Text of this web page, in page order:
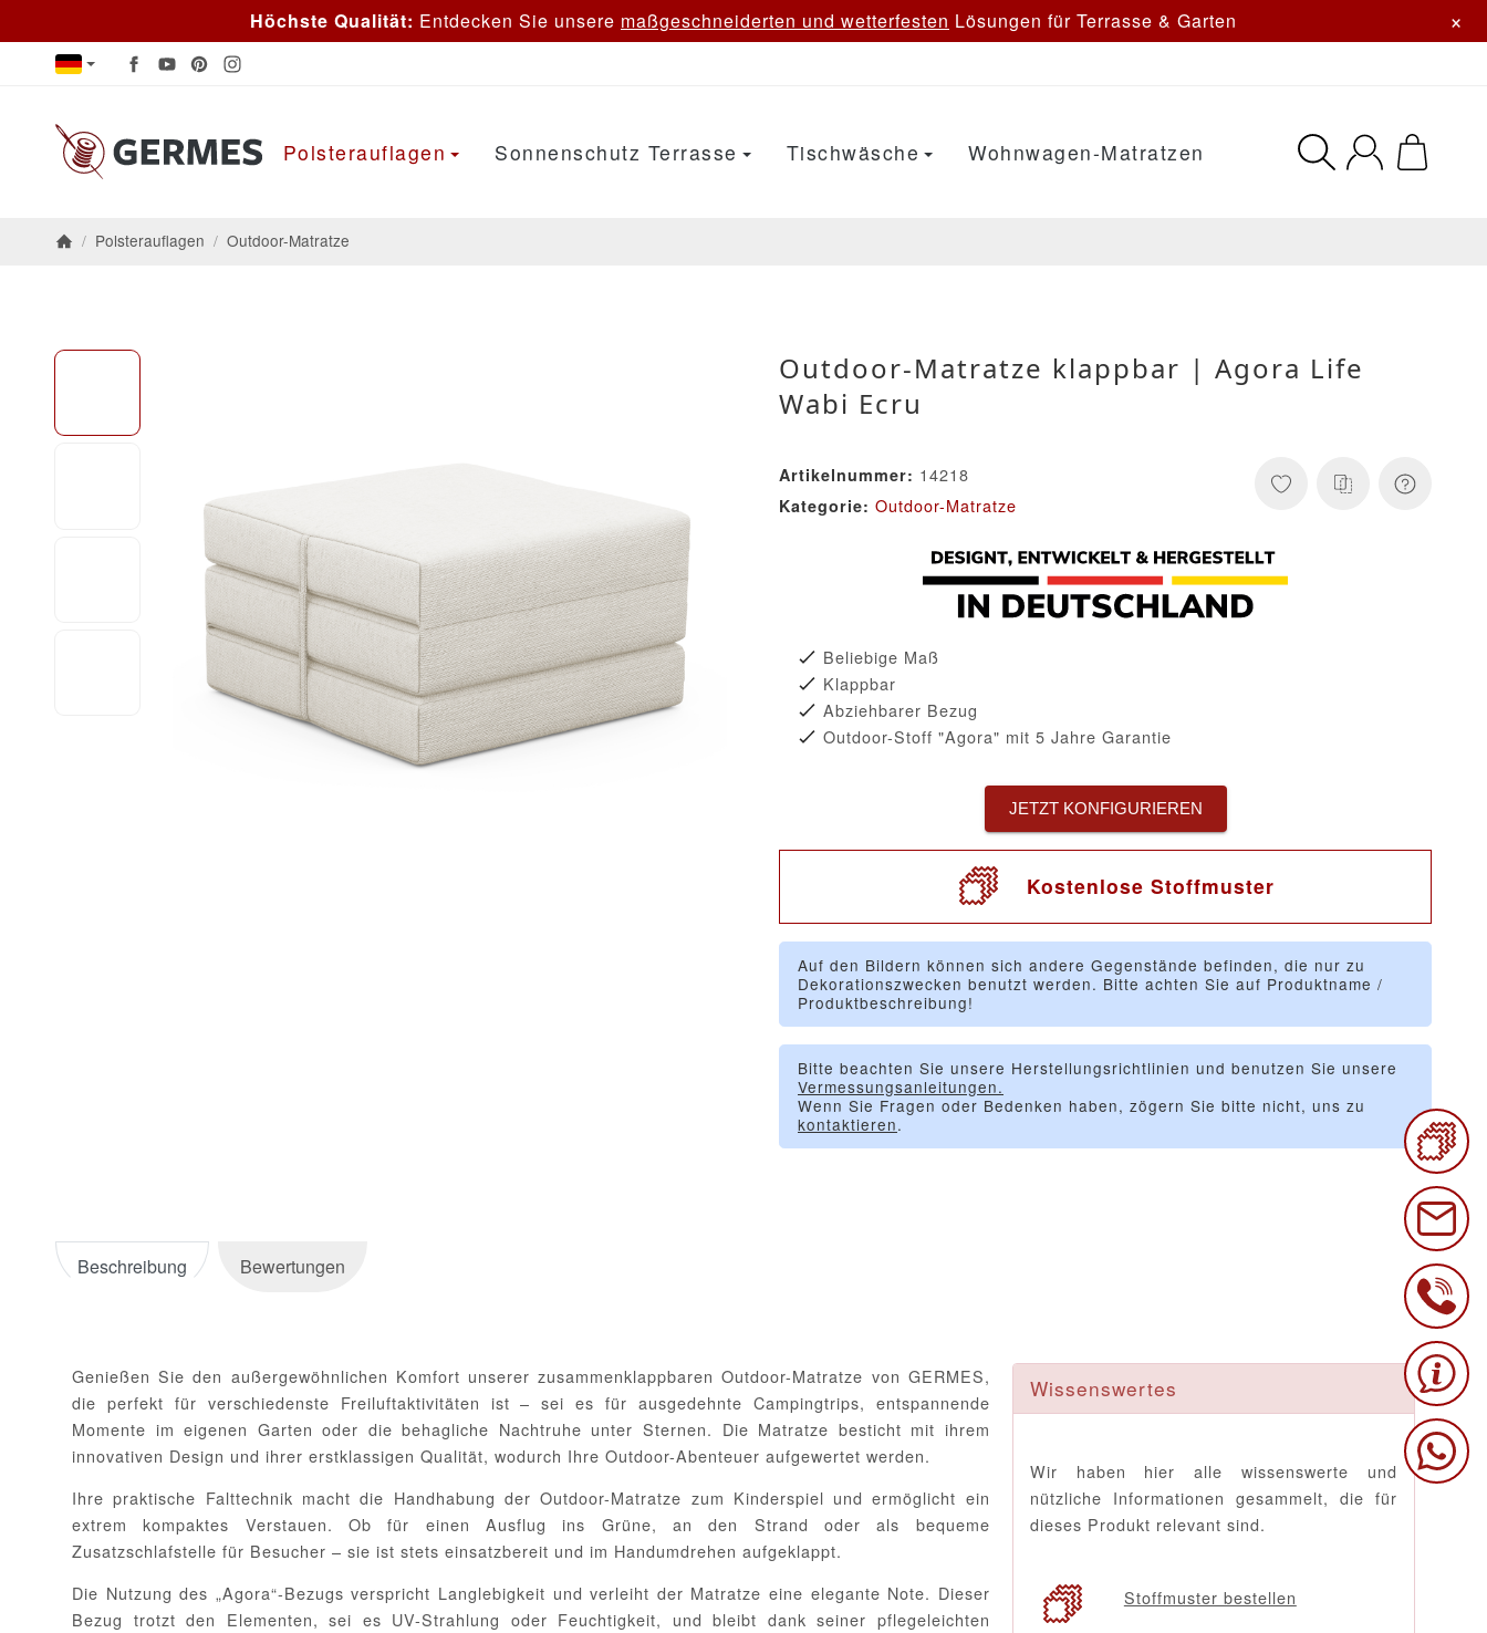
Höchste Qualität: Entdecken Sie unsere maßgeschneiderten und wetterfesten Lösungen für Terrasse & Garten ×
Polsterauflagen Sonnenschutz Terrasse Tischwäsche Wohnwagen-Matratzen
/ Polsterauflagen / Outdoor-Matratze
Outdoor-Matratze klappbar | Agora Life
Wabi Ecru
Artikelnummer: 14218
Kategorie: Outdoor-Matratze
Beliebige Maß
Klappbar
Abziehbarer Bezug
Outdoor-Stoff "Agora" mit 5 Jahre Garantie
JETZT KONFIGURIEREN
Kostenlose Stoffmuster
Auf den Bildern können sich andere Gegenstände befinden, die nur zu
Dekorationszwecken benutzt werden. Bitte achten Sie auf Produktname /
Produktbeschreibung!
Bitte beachten Sie unsere Herstellungsrichtlinien und benutzen Sie unsere
Vermessungsanleitungen.
Wenn Sie Fragen oder Bedenken haben, zögern Sie bitte nicht, uns zu
kontaktieren.
Beschreibung Bewertungen
Wissenswertes
Wir haben hier alle wissenswerte und
nützliche Informationen gesammelt, die für
dieses Produkt relevant sind.
Stoffmuster bestellen
Genießen Sie den außergewöhnlichen Komfort unserer zusammenklappbaren Outdoor-Matratze von GERMES,
die perfekt für verschiedenste Freiluftaktivitäten ist – sei es für ausgedehnte Campingtrips, entspannende
Momente im eigenen Garten oder die behagliche Nachtruhe unter Sternen. Die Matratze besticht mit ihrem
innovativen Design und ihrer erstklassigen Qualität, wodurch Ihre Outdoor-Abenteuer aufgewertet werden.
Ihre praktische Falttechnik macht die Handhabung der Outdoor-Matratze zum Kinderspiel und ermöglicht ein
extrem kompaktes Verstauen. Ob für einen Ausflug ins Grüne, an den Strand oder als bequeme
Zusatzschlafstelle für Besucher – sie ist stets einsatzbereit und im Handumdrehen aufgeklappt.
Die Nutzung des „Agora“-Bezugs verspricht Langlebigkeit und verleiht der Matratze eine elegante Note. Dieser
Bezug trotzt den Elementen, sei es UV-Strahlung oder Feuchtigkeit, und bleibt dank seiner pflegeleichten